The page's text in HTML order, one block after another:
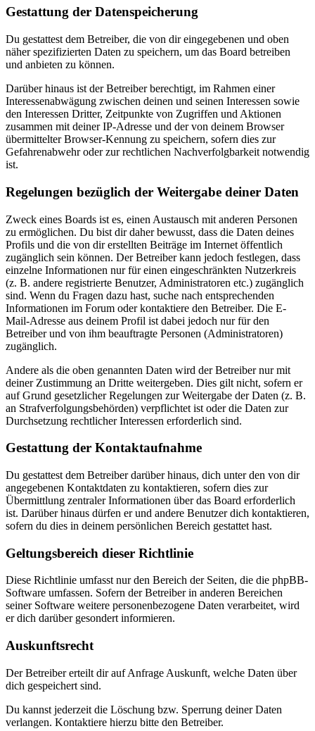
Gestattung der Datenspeicherung
Du gestattest dem Betreiber, die von dir eingegebenen und oben
näher spezifizierten Daten zu speichern, um das Board betreiben
und anbieten zu können.
Darüber hinaus ist der Betreiber berechtigt, im Rahmen einer
Interessenabwägung zwischen deinen und seinen Interessen sowie
den Interessen Dritter, Zeitpunkte von Zugriffen und Aktionen
zusammen mit deiner IP-Adresse und der von deinem Browser
übermittelter Browser-Kennung zu speichern, sofern dies zur
Gefahrenabwehr oder zur rechtlichen Nachverfolgbarkeit notwendig
ist.
Regelungen bezüglich der Weitergabe deiner Daten
Zweck eines Boards ist es, einen Austausch mit anderen Personen
zu ermöglichen. Du bist dir daher bewusst, dass die Daten deines
Profils und die von dir erstellten Beiträge im Internet öffentlich
zugänglich sein können. Der Betreiber kann jedoch festlegen, dass
einzelne Informationen nur für einen eingeschränkten Nutzerkreis
(z. B. andere registrierte Benutzer, Administratoren etc.) zugänglich
sind. Wenn du Fragen dazu hast, suche nach entsprechenden
Informationen im Forum oder kontaktiere den Betreiber. Die E-
Mail-Adresse aus deinem Profil ist dabei jedoch nur für den
Betreiber und von ihm beauftragte Personen (Administratoren)
zugänglich.
Andere als die oben genannten Daten wird der Betreiber nur mit
deiner Zustimmung an Dritte weitergeben. Dies gilt nicht, sofern er
auf Grund gesetzlicher Regelungen zur Weitergabe der Daten (z. B.
an Strafverfolgungsbehörden) verpflichtet ist oder die Daten zur
Durchsetzung rechtlicher Interessen erforderlich sind.
Gestattung der Kontaktaufnahme
Du gestattest dem Betreiber darüber hinaus, dich unter den von dir
angegebenen Kontaktdaten zu kontaktieren, sofern dies zur
Übermittlung zentraler Informationen über das Board erforderlich
ist. Darüber hinaus dürfen er und andere Benutzer dich kontaktieren,
sofern du dies in deinem persönlichen Bereich gestattet hast.
Geltungsbereich dieser Richtlinie
Diese Richtlinie umfasst nur den Bereich der Seiten, die die phpBB-
Software umfassen. Sofern der Betreiber in anderen Bereichen
seiner Software weitere personenbezogene Daten verarbeitet, wird
er dich darüber gesondert informieren.
Auskunftsrecht
Der Betreiber erteilt dir auf Anfrage Auskunft, welche Daten über
dich gespeichert sind.
Du kannst jederzeit die Löschung bzw. Sperrung deiner Daten
verlangen. Kontaktiere hierzu bitte den Betreiber.